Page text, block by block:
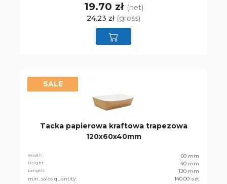
19.70 zł (net)
24.23 zł (gross)
SALE
Tacka papierowa kraftowa trapezowa
120x60x40mm
Width: 60 mm
Height: 40 mm
Length:
120 mm
min. sales quantity:
140.00 szt